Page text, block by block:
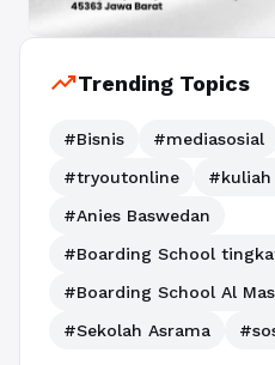
trending_upTrending Topics
#Bisnis #mediasosial
#tryoutonline
#Anies Baswedan
#Boarding School
#Boarding School Al
#Sekolah Asrama